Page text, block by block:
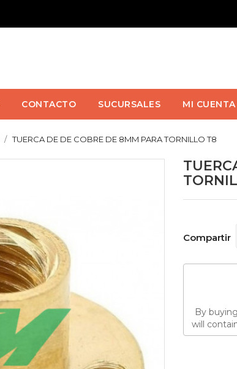
CONTACTO SUCURSALES MI CUENTA
TUERCA DE DE COBRE DE 8MM PARA TORNILLO T8
Compartir
By
will